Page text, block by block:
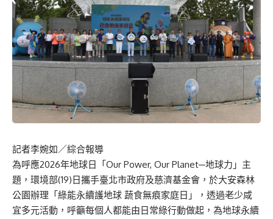
記者李婉如／綜合報導
為呼應2026年地球日「 Our Power, Our Planet─地球力」主
題，環境部(19) 日攜手臺北市政府及慈濟基金會，於大安森林
公園辦理 「綠能永續護地球 蔬食無痕家庭日」
，透過老少咸
宜多元活動 ， 呼籲每個人都能由日常綠行動做起， 為地球永續